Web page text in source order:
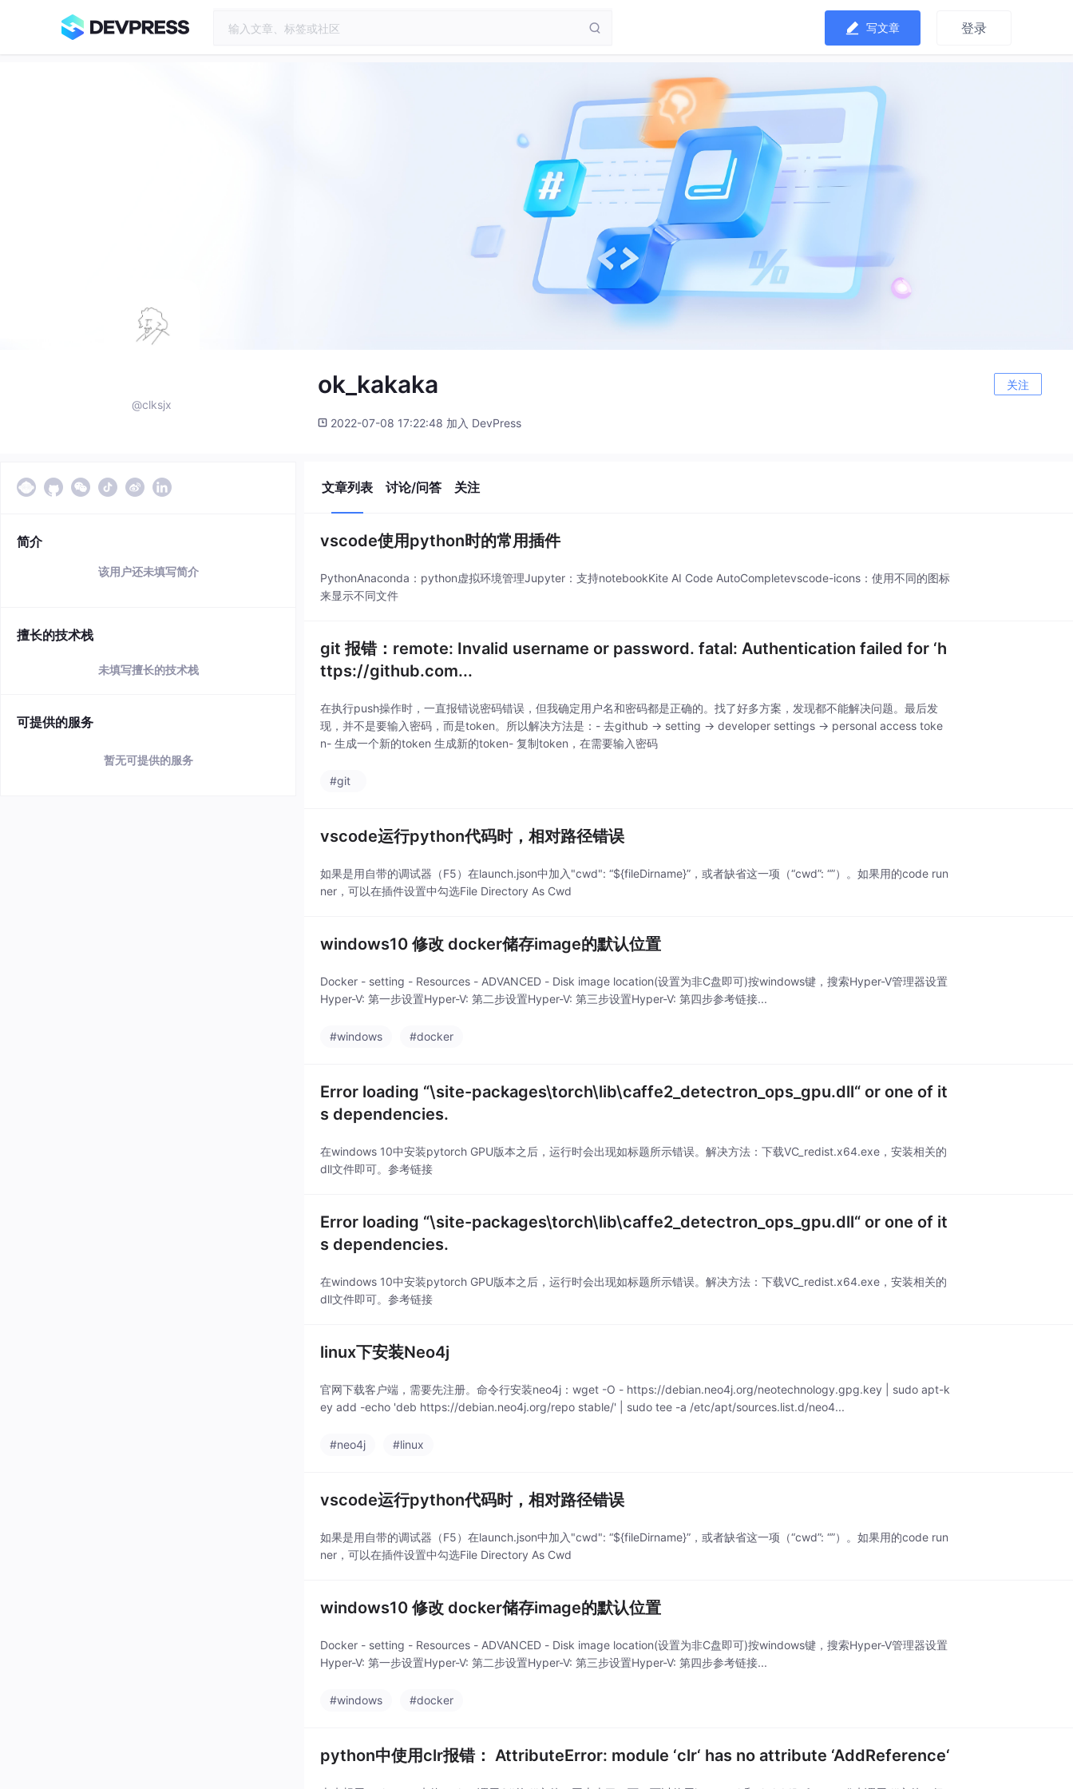
写文章 登录
@clksjx
ok_kakaka 关注
2022-07-08 17:22:48 加入 DevPress
简介
该用户还未填写简介
擅长的技术栈
未填写擅长的技术栈
可提供的服务
暂无可提供的服务
文章列表 讨论/问答 关注
vscode使用python时的常用插件
PythonAnaconda：python虚拟环境管理Jupyter：支持notebookKite AI Code AutoCompletevscode-icons：使用不同的图标
来显示不同文件
git 报错：remote: Invalid username or password. fatal: Authentication failed for ‘h
ttps://github.com...
在执行push操作时，一直报错说密码错误，但我确定用户名和密码都是正确的。找了好多方案，发现都不能解决问题。最后发
现，并不是要输入密码，而是token。所以解决方法是：- 去github -> setting -> developer settings -> personal access toke
n- 生成一个新的token 生成新的token- 复制token，在需要输入密码
#git
vscode运行python代码时，相对路径错误
如果是用自带的调试器（F5）在launch.json中加入"cwd": “${fileDirname}”，或者缺省这一项（“cwd”: “”）。如果用的code run
ner，可以在插件设置中勾选File Directory As Cwd
windows10 修改 docker储存image的默认位置
Docker - setting - Resources - ADVANCED - Disk image location(设置为非C盘即可)按windows键，搜索Hyper-V管理器设置
Hyper-V: 第一步设置Hyper-V: 第二步设置Hyper-V: 第三步设置Hyper-V: 第四步参考链接...
#windows #docker
Error loading “\site-packages\torch\lib\caffe2_detectron_ops_gpu.dll“ or one of it
s dependencies.
在windows 10中安装pytorch GPU版本之后，运行时会出现如标题所示错误。解决方法：下载VC_redist.x64.exe，安装相关的
dll文件即可。参考链接
Error loading “\site-packages\torch\lib\caffe2_detectron_ops_gpu.dll“ or one of it
s dependencies.
在windows 10中安装pytorch GPU版本之后，运行时会出现如标题所示错误。解决方法：下载VC_redist.x64.exe，安装相关的
dll文件即可。参考链接
linux下安装Neo4j
官网下载客户端，需要先注册。命令行安装neo4j：wget -O - https://debian.neo4j.org/neotechnology.gpg.key | sudo apt-k
ey add -echo 'deb https://debian.neo4j.org/repo stable/' | sudo tee -a /etc/apt/sources.list.d/neo4...
#neo4j #linux
vscode运行python代码时，相对路径错误
如果是用自带的调试器（F5）在launch.json中加入"cwd": “${fileDirname}”，或者缺省这一项（“cwd”: “”）。如果用的code run
ner，可以在插件设置中勾选File Directory As Cwd
windows10 修改 docker储存image的默认位置
Docker - setting - Resources - ADVANCED - Disk image location(设置为非C盘即可)按windows键，搜索Hyper-V管理器设置
Hyper-V: 第一步设置Hyper-V: 第二步设置Hyper-V: 第三步设置Hyper-V: 第四步参考链接...
#windows #docker
python中使用clr报错： AttributeError: module ‘clr‘ has no attribute ‘AddReference‘